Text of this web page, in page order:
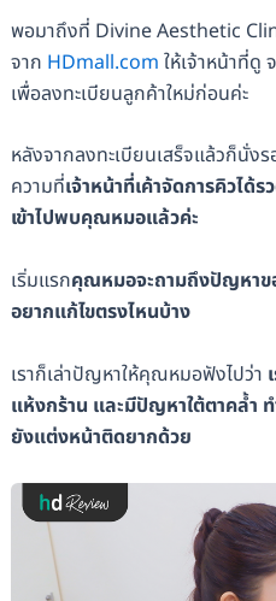
พอมาถึงที่ Divine Aesthetic
จาก HDmall.com ให้เจ้าหน้าที่ดู
เพื่อลงทะเบียนลูกค้าใหม่ก่อนค่ะ
หลังจากลงทะเบียนเสร็จแล้วก็นั่
ความที่เจ้าหน้าที่เค้าจัดการคิวได้
เข้าไปพบคุณหมอแล้วค่ะ
เริ่มแรกคุณหมอจะถามถึงปัญหาข
อยากแก้ไขตรงไหนบ้าง
เราก็เล่าปัญหาให้คุณหมอฟังไปว่า
แห้งกร้าน และมีปัญหาใต้ตาคล้ำ
ยังแต่งหน้าติดยากด้วย